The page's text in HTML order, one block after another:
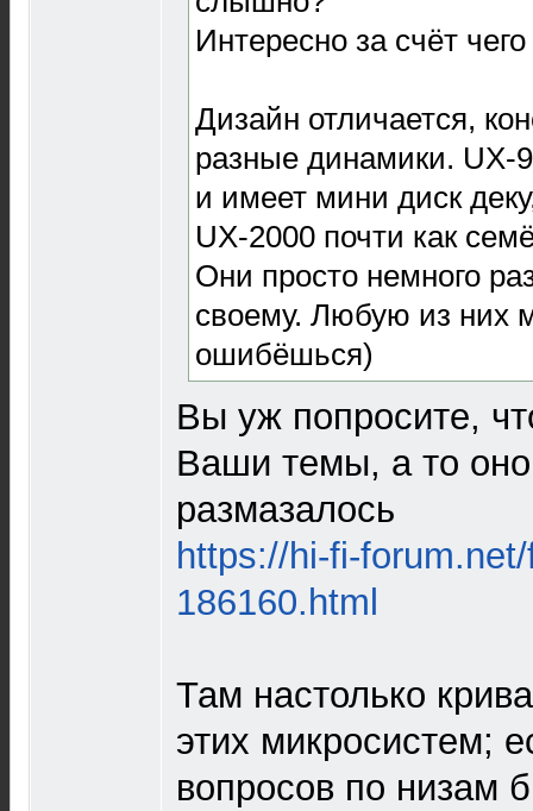
Интересно за счёт
Дизайн отличается,
разные динамики. UX-
и имеет мини диск
UX-2000 почти как
Они просто немного
своему. Любую из них
ошибёшься)
Вы уж попросите,
Ваши темы, а то оно
размазалось
https://hi-fi-
186160.html
Там настолько
этих микросистем;
вопросов по низам